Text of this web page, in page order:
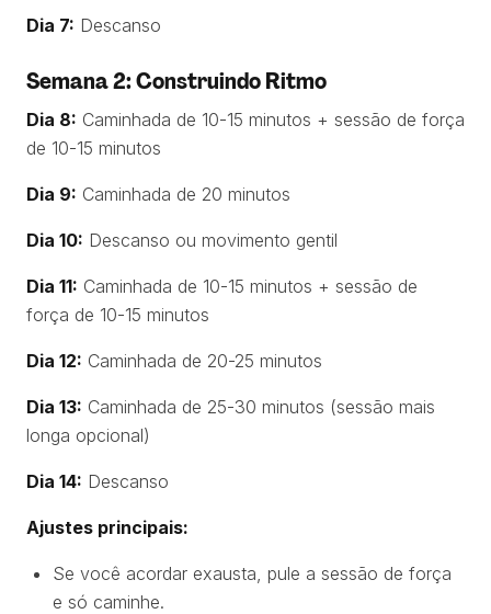
Dia 7: Descanso
Semana 2: Construindo Ritmo
Dia 8: Caminhada de 10-15 minutos + sessão de força
de 10-15 minutos
Dia 9: Caminhada de 20 minutos
Dia 10: Descanso ou movimento gentil
Dia 11: Caminhada de 10-15 minutos + sessão de
força de 10-15 minutos
Dia 12: Caminhada de 20-25 minutos
Dia 13: Caminhada de 25-30 minutos (sessão mais
longa opcional)
Dia 14: Descanso
Ajustes principais:
Se você acordar exausta, pule a sessão de força
e só caminhe.